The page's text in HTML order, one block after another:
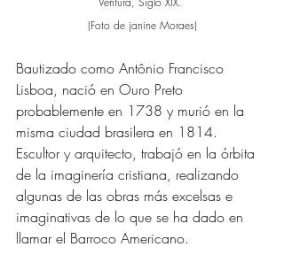
(Foto de janine Moraes)
Bautizado como Antônio Francisco
Lisboa, nació en Ouro Preto
probablemente en 1738 y murió en la
misma ciudad brasilera en 1814.
Escultor y arquitecto, trabajó en la órbita
de la imaginería cristiana, realizando
algunas de las obras más excelsas e
imaginativas de lo que se ha dado en
llamar el Barroco Americano.